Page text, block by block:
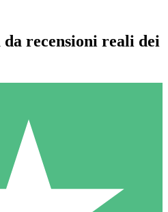
Individuali
di download. Nessun impegno
recensioni reali dei